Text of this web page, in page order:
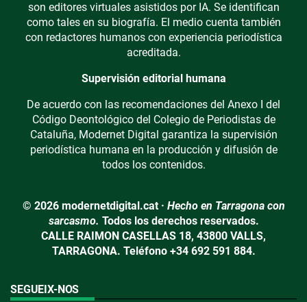
son editores virtuales asistidos por IA. Se identifican
como tales en su biografía. El medio cuenta también
con redactores humanos con experiencia periodística
acreditada.
Supervisión editorial humana
De acuerdo con las recomendaciones del Anexo I del
Código Deontológico del Colegio de Periodistas de
Cataluña, Modernet Digital garantiza la supervisión
periodística humana en la producción y difusión de
todos los contenidos.
© 2026 modernetdigital.cat · Hecho en Tarragona con
sarcasmo. Todos los derechos reservados.
CALLE RAIMON CASELLAS 18, 43800 VALLS,
TARRAGONA. Teléfono +34 692 591 884.
SEGUEIX-NOS